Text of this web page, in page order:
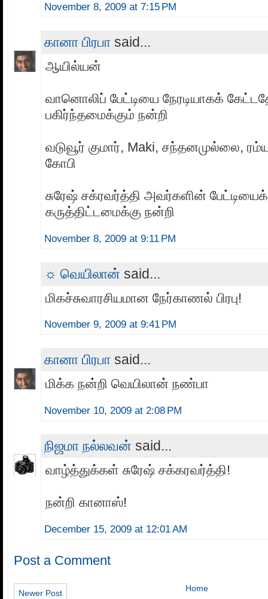
November 8, 2009 at 7:15 PM
கானா பிரபா said...
ஆயில்யன்
வானொலிப் பேட்டியை நேரடியாகக்
பகிர்ந்தமைக்கும் நன்றி
வடுவூர் குமார், Maki, சந்தனமுல்லை,
கோபி
சுரேஷ் சக்ரவர்த்தி அவர்களின்
கருத்திட்டமைக்கு நன்றி
November 8, 2009 at 9:11 PM
☼ வெயிலான் said...
மிகச்சுவாரசியமான நேர்காணல் பிரபு!
November 9, 2009 at 9:41 PM
கானா பிரபா said...
மிக்க நன்றி வெயிலான் நண்பா
November 10, 2009 at 2:08 PM
நிஜமா நல்லவன் said...
வாழ்த்துக்கள் சுரேஷ் சக்கரவர்த்தி!
நன்றி கானாஸ்!
December 15, 2009 at 12:01 AM
Post a Comment
Newer Post
Home